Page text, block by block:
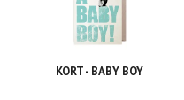
KORT - BABY BOY